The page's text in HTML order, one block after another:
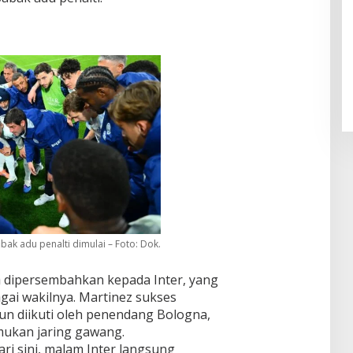
adu penalti dimulai – Foto: Dok.
dipersembahkan kepada Inter, yang
wakilnya. Martinez sukses
diikuti oleh penendang Bologna,
jaring gawang.
sini, malam Inter langsung
Warga Berebut Kuota
Di Daerah, Nasional
09:13 WIB